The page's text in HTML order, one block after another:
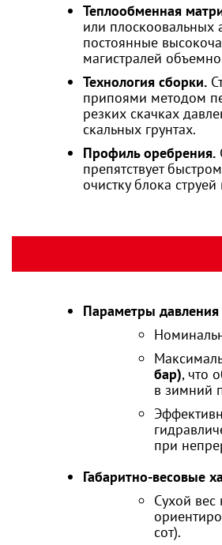
Теплообменная
или
постоянные
магистралей
Технология сборки.
припоями методом
резких скачках
скальных грунтах.
Профиль оребрения.
препятствует
очистку блока
Параметры
бар), что
в зимний
при
Габаритно-весовые
Сухой
сот).